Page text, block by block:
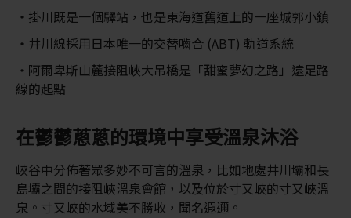
掛川既是一個驛站，也是東海道舊道上的一座城郭小鎮
井川線採用日本唯一的交替嚙合 (ABT) 軌道系統
阿爾卑斯山麓接阻峽大吊橋是「甜蜜夢幻之路」遠足路
線的起點
在鬱鬱蔥蔥的環境中享受溫泉沐浴
峽谷中分佈著眾多妙不可言的溫泉，比如地處井川壩和長
島壩之間的接阻峽溫泉會館，以及位於寸又峽的寸又峽溫
泉。寸又峽的水域美不勝收，聞名遐邇。